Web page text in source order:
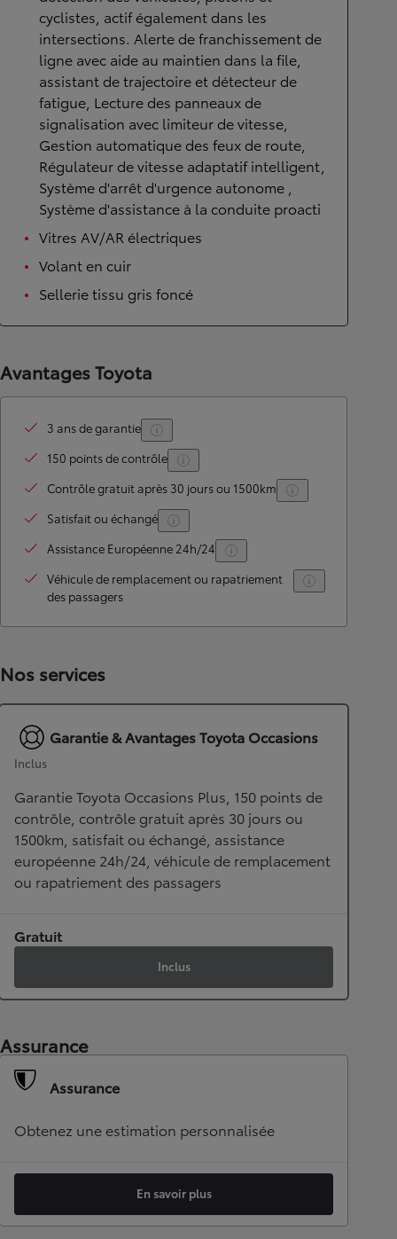
cyclistes, actif également dans les
intersections. Alerte de franchissement de
ligne avec aide au maintien dans la file,
assistant de trajectoire et détecteur de
fatigue, Lecture des panneaux de
signalisation avec limiteur de vitesse,
Gestion automatique des feux de route,
Régulateur de vitesse adaptatif intelligent,
Système d'arrêt d'urgence autonome ,
Système d'assistance à la conduite proacti
Vitres AV/AR électriques
Volant en cuir
Sellerie tissu gris foncé
Avantages Toyota
3 ans de garantie
150 points de contrôle
Contrôle gratuit après 30 jours ou 1500km
Satisfait ou échangé
Assistance Européenne 24h/24
Véhicule de remplacement ou rapatriement
des passagers
Nos services
Garantie & Avantages Toyota Occasions
Inclus
Garantie Toyota Occasions Plus, 150 points de
contrôle, contrôle gratuit après 30 jours ou
1500km, satisfait ou échangé, assistance
européenne 24h/24, véhicule de remplacement
ou rapatriement des passagers
Gratuit
Inclus
Assurance
Assurance
Obtenez une estimation personnalisée
En savoir plus